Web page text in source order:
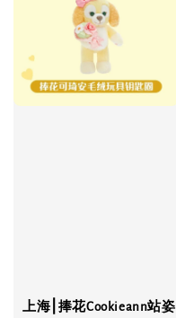
上海⎮捧花Cookieann站姿